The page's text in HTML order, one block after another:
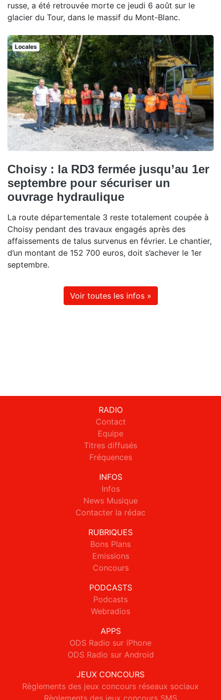
russe, a été retrouvée morte ce jeudi 6 août sur le
glacier du Tour, dans le massif du Mont-Blanc.
Locales
Choisy : la RD3 fermée jusqu’au 1er
septembre pour sécuriser un
ouvrage hydraulique
La route départementale 3 reste totalement coupée à
Choisy pendant des travaux engagés après des
affaissements de talus survenus en février. Le chantier,
d’un montant de 152 700 euros, doit s’achever le 1er
septembre.
Voir toutes les infos »
RADIO
Contact
Equipe
Titres diffusés
Fréquences
INFOS
Infos
News Musique
Contacter la rédac
RUBRIQUES
Bons Plans
Emissions
Concours
PODCASTS
Podcasts
Webradios
APPS
ODS Radio sur iPhone
ODS Radio sur Android
JEUX CONCOURS
Règlements des jeux concours réseaux sociaux